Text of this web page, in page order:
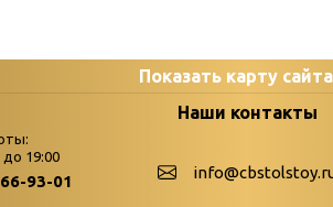
Показать карту сайта
palitra
Война.
Наши контакты
до 19:00
93-01